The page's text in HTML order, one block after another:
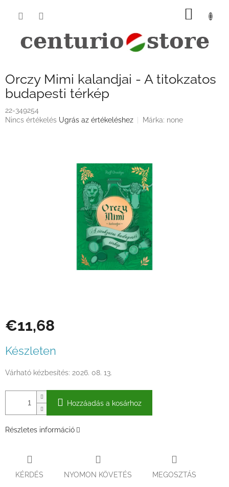
KOSÁR
Orczy Mimi kalandjai - A titokzatos
budapesti térkép
22-349254
A
Nincs értékelés Ugrás az értékeléshez Márka: none
€11,68
Készleten
Várható kézbesítés: 2026. 08. 13.
Hozzáadás a kosárhoz
Részletes információ
KÉRDÉS NYOMON KÖVETÉS MEGOSZTÁS